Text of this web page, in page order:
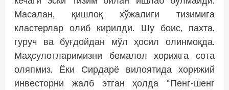
Масалан, қишлоқ хўжалиги тизимига
кластерлар олиб кирилди. Шу боис, пахта,
гуруч ва буғдойдан мўл ҳосил олинмоқда.
Маҳсулотларимизни бемалол хорижга сота
оляпмиз. Ёки Сирдарё вилоятида хорижий
инвесторни жалб этган ҳолда “Пенг-шенг